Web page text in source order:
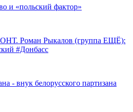
и «польский фактор»
Роман Рыкалов (группа ЕЩЁ):
#Донбасс
- внук белорусского партизана